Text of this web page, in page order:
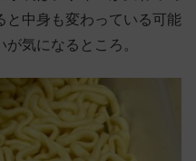
と中身も変わっている可能
気になるところ。